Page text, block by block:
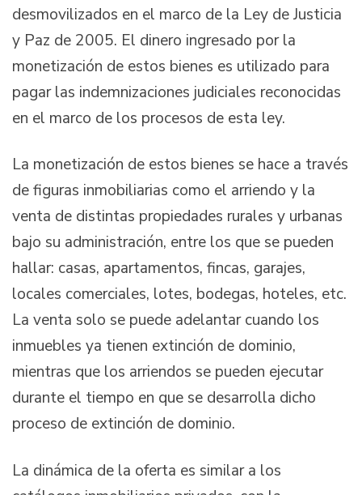
desmovilizados en el marco de la Ley de Justicia
y Paz de 2005. El dinero ingresado por la
monetización de estos bienes es utilizado para
pagar las indemnizaciones judiciales reconocidas
en el marco de los procesos de esta ley.
La monetización de estos bienes se hace a través
de figuras inmobiliarias como el arriendo y la
venta de distintas propiedades rurales y urbanas
bajo su administración, entre los que se pueden
hallar: casas, apartamentos, fincas, garajes,
locales comerciales, lotes, bodegas, hoteles, etc.
La venta solo se puede adelantar cuando los
inmuebles ya tienen extinción de dominio,
mientras que los arriendos se pueden ejecutar
durante el tiempo en que se desarrolla dicho
proceso de extinción de dominio.
La dinámica de la oferta es similar a los